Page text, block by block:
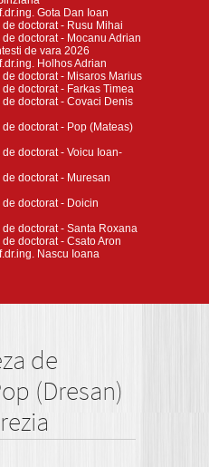
Gota Dan Ioan
doctorat - Rusu Mihai
doctorat - Mocanu Adrian
de vara 2026
Holhos Adrian
doctorat - Misaros Marius
doctorat - Farkas Timea
doctorat - Covaci Denis
doctorat - Pop (Mateas)
doctorat - Voicu Ioan-
doctorat - Muresan
doctorat - Doicin
doctorat - Santa Roxana
doctorat - Csato Aron
Nascu Ioana
de
(Dresan)